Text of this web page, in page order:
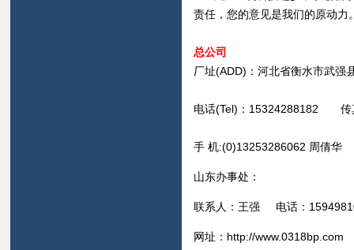
责任，您的意见是我们的原动力
总公司
厂址(ADD)：河北省衡水市武强
电话(Tel)：15324288182 传
手 机:(0)13253286062 周倩
山东办事处：
联系人：王强 电话：
网址： http://www.0318bp.com